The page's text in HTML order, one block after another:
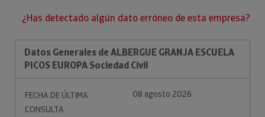
¿Has detectado algún dato erróneo de esta empresa?
Datos Generales de ALBERGUE GRANJA ESCUELA
PICOS EUROPA Sociedad Civil
FECHA DE ÚLTIMA
CONSULTA
08 agosto 2026